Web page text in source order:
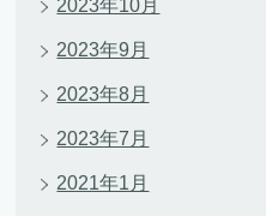
2023年10月
2023年9月
2023年8月
2023年7月
2021年1月